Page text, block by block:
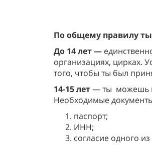
По общему правилу
До 14 лет —
организациях, цирках.
того, чтобы ты был
14-15 лет— ты можешь
Необходимые
паспорт;
ИНН;
согласие одного